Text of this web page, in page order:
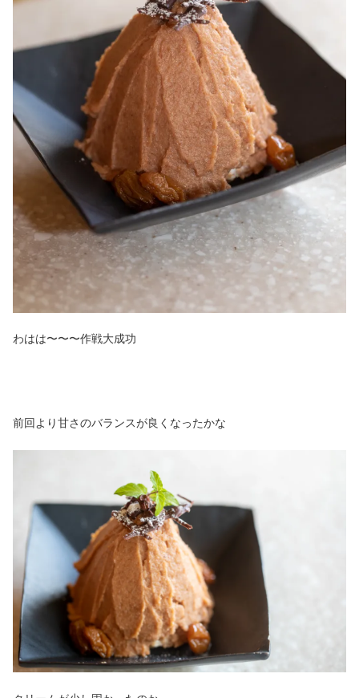
わはは〜〜〜作戦大成功
前回より甘さのバランスが良くなったかな